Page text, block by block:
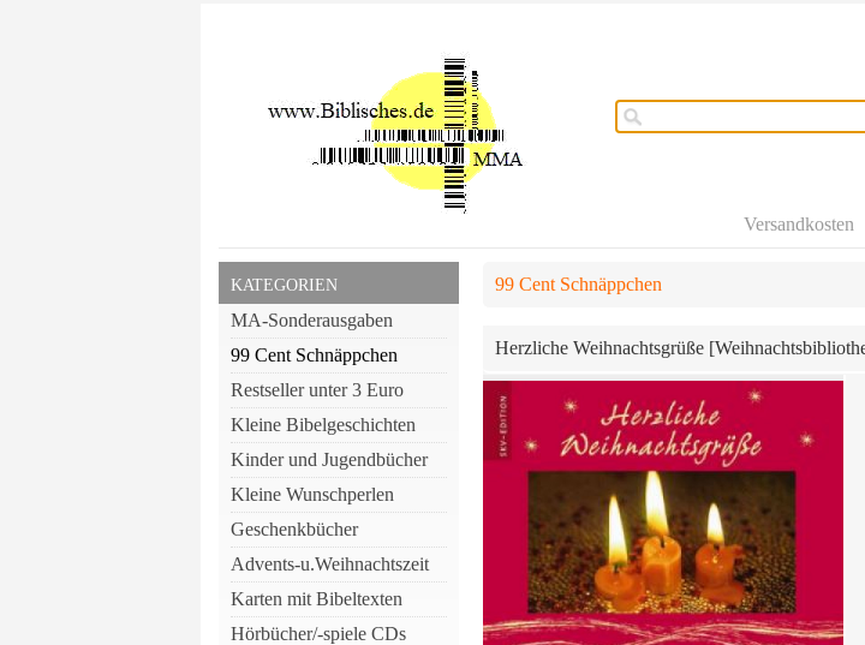
Versandkosten
KATEGORIEN
MA-Sonderausgaben
99 Cent Schnäppchen
Restseller unter 3 Euro
Kleine Bibelgeschichten
Kinder und Jugendbücher
Kleine Wunschperlen
Geschenkbücher
Advents-u.Weihnachtszeit
Karten mit Bibeltexten
Hörbücher/-spiele CDs
99 Cent Schnäppchen
Herzliche Weihnachtsgrüße